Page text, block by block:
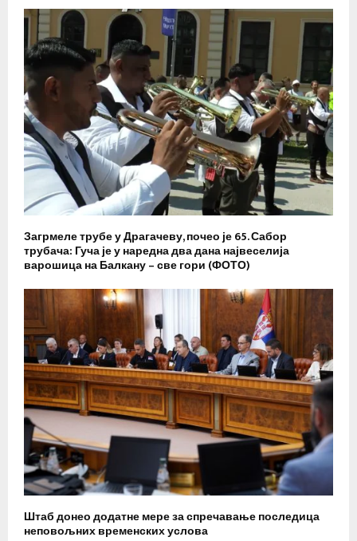
Загрмеле трубе у Драгачеву, почео је 65. Сабор
трубача: Гуча је у наредна два дана највеселија
варошица на Балкану – све гори (ФОТО)
Штаб донео додатне мере за спречавање последица
неповољних временских услова